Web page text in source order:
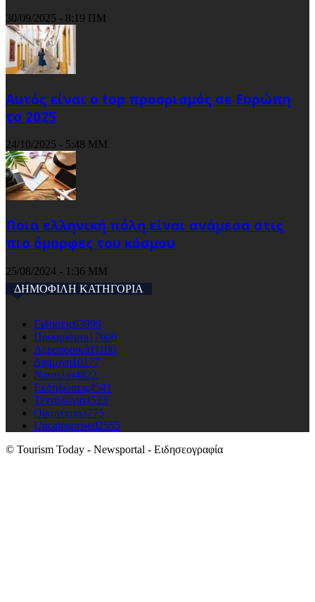
30/09/2025 - 8:19 ΠΜ
Αυτός είναι ο top προορισμός σε Ευρώπη
το 2025
24/10/2025 - 5:48 ΜΜ
Ποια ελληνική πόλη είναι ανάμεσα στις
πιο όμορφες του κόσμου
25/08/2024 - 1:36 ΜΜ
ΔΗΜΟΦΙΛΗ ΚΑΤΗΓΟΡΙΑ
Ειδησεις63999
Προορισμοι17606
Αεροπορικά11100
Διαμονη10177
Ναυτιλια4822
Εκδηλώσεις4541
Τεχνολογια4523
Οικονομια3775
Uncategorised2555
© Tourism Today - Newsportal - Ειδησεογραφία